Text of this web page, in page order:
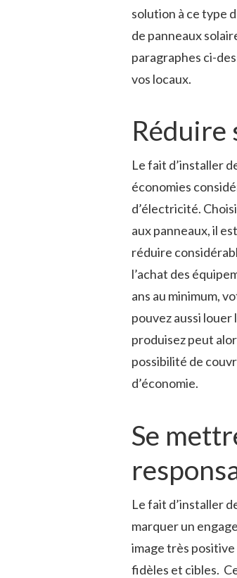
solution à ce type
de panneaux
paragraphes ci-
vos locaux.
Réduire
Le fait d’installer
économies
d’électricité.
aux panneaux, il
réduire
l’achat des
ans au minimum,
pouvez aussi louer
produisez peut
possibilité de
d’économie.
Se
Le fait d’installer
marquer un
image très
fidèles et cibles.